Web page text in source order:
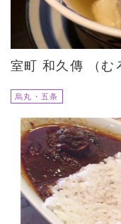
室町 和久傳 （む
烏丸・五条